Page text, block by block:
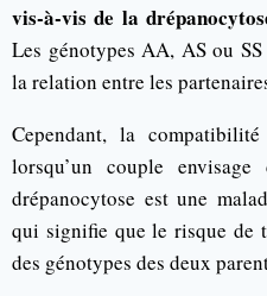
vis-à-vis de la
Les génotypes AA, AS ou
la relation entre les
Cependant, la
lorsqu’un couple
drépanocytose est une
qui signifie que le risque de
des génotypes des deux